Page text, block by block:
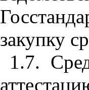
закупку
1.7.